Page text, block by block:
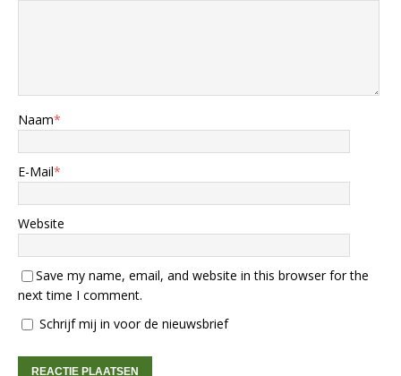
Naam*
E-Mail*
Website
Save my name, email, and website in this browser for the
next time I comment.
Schrijf mij in voor de nieuwsbrief